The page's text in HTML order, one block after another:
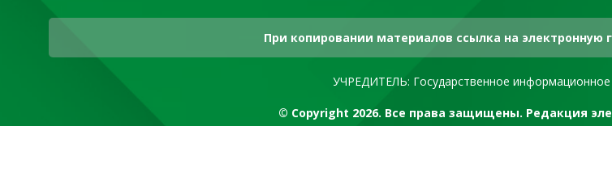
При копировании материалов ссылка на электронную
УЧРЕДИТЕЛЬ: Государственное информационное
© Copyright 2026. Все права защищены. Редакция